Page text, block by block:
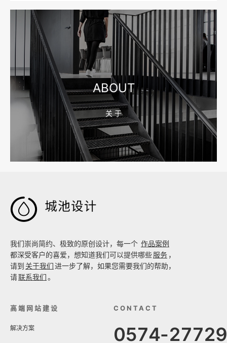
2026-08-04 17:55:09
宁波制造业网站建设公司怎么选？先看产品询盘字段
2026-08-02 17:58:44
工厂短视频拍摄后，怎样放进官网帮助客户判断实力
ABOUT
关 于

我们崇尚简约、极致的原创设计，每一个 作品案例
都深受客户的喜爱，想知道我们可以提供哪些服务 ，
请到 关于我们进一步了解，如果您需要我们的帮助，
请联系我们。
高端网站建设
解决方案
CONTACT
0574-